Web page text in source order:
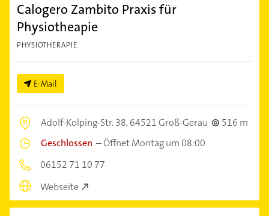
Calogero Zambito Praxis für
Physiotheapie
PHYSIOTHERAPIE
E-Mail
Adolf-Kolping-Str. 38,64521 Groß-Gerau
516 m
Geschlossen –Öffnet Montag um 08:00
06152 71 10 77
Webseite